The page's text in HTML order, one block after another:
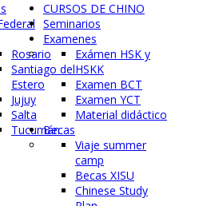
Rosario
Santiago del
Estero
Jujuy
Salta
Tucumán
CURSOS DE CHINO
Seminarios
Examenes
Exámen HSK y
HSKK
Examen BCT
Examen YCT
Material didáctico
Becas
Viaje summer
camp
Becas XISU
Chinese Study